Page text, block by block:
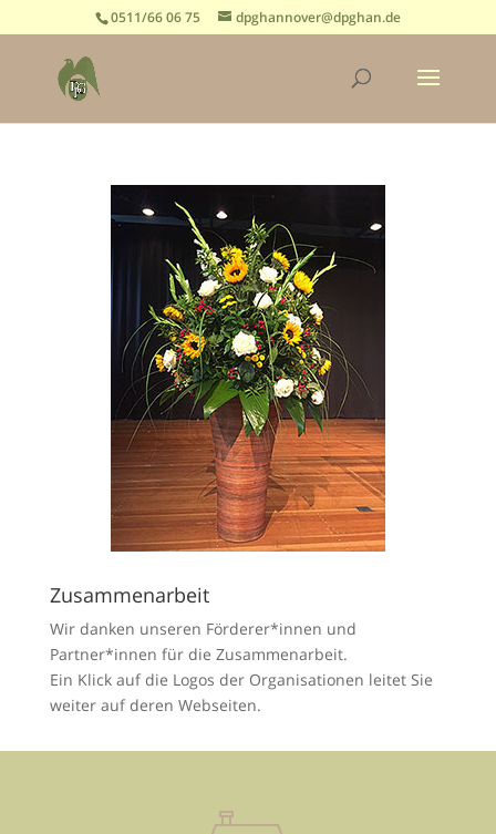
0511/66 06 75 dpghannover@dpghan.de
Zusammenarbeit
Wir danken unseren Förderer*innen und
Partner*innen für die Zusammenarbeit.
Ein Klick auf die Logos der Organisationen leitet Sie
weiter auf deren Webseiten.